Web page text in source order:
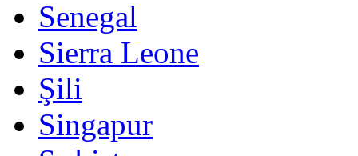
Senegal
Sierra Leone
Şili
Singapur